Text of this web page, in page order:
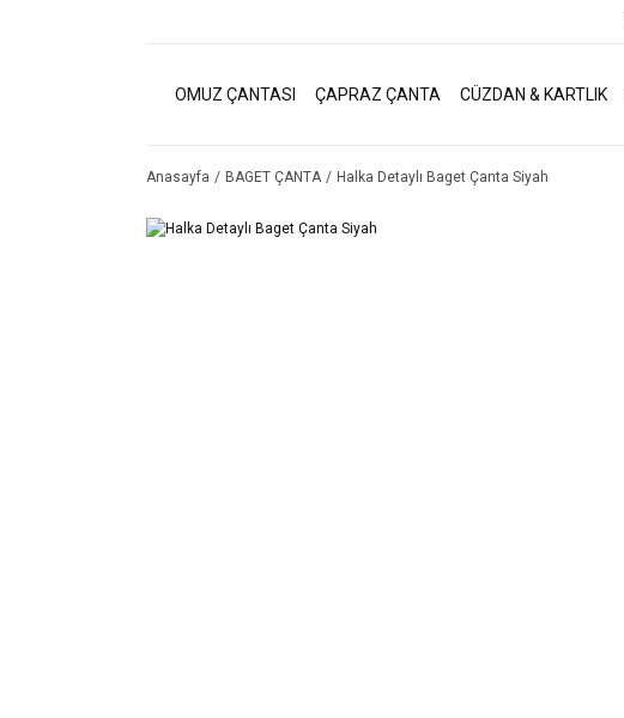
OMUZ ÇANTASI ÇAPRAZ ÇANTA CÜZDAN & KARTLIK
Anasayfa BAGET ÇANTA Halka Detaylı Baget Çanta Siyah